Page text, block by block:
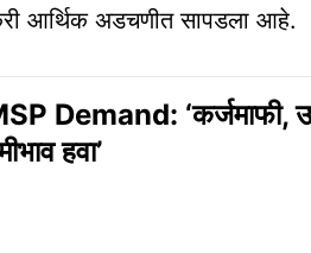
आर्थिक अडचणीत सापडला आहे.
Demand: ‘कर्जमाफी,
हवा’